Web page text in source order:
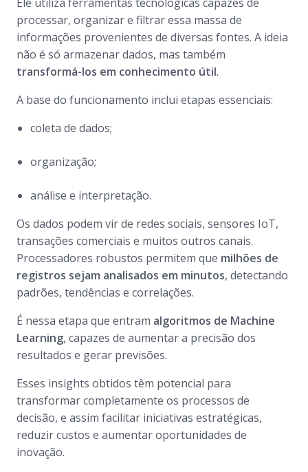
processar, organizar e filtrar essa massa de
informações provenientes de diversas fontes. A ideia
não é só armazenar dados, mas também
transformá-los em conhecimento útil.
A base do funcionamento inclui etapas essenciais:
coleta de dados;
organização;
análise e interpretação.
Os dados podem vir de redes sociais, sensores IoT,
transações comerciais e muitos outros canais.
Processadores robustos permitem que milhões de
registros sejam analisados em minutos, detectando
padrões, tendências e correlações.
É nessa etapa que entram algoritmos de Machine
Learning, capazes de aumentar a precisão dos
resultados e gerar previsões.
Esses insights obtidos têm potencial para
transformar completamente os processos de
decisão, e assim facilitar iniciativas estratégicas,
reduzir custos e aumentar oportunidades de
inovação.